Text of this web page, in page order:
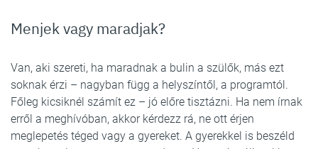
Menjek vagy maradjak?
Van, aki szereti, ha maradnak a bulin a szülők, más ezt
soknak érzi – nagyban függ a helyszíntől, a programtól.
Főleg kicsiknél számít ez – jó előre tisztázni. Ha nem írnak
erről a meghívóban, akkor kérdezz rá, ne ott érjen
meglepetés téged vagy a gyereket. A gyerekkel is beszéld